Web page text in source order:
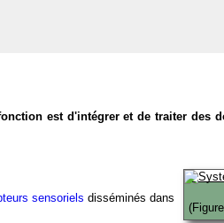
est d'intégrer et de traiter des
sensoriels disséminés dans